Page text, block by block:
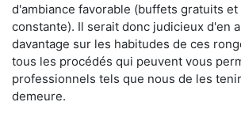
d'ambiance favorable (buffets gratuits
constante). Il serait donc judicieux d'en
davantage sur les habitudes de ces
tous les procédés qui peuvent vous
professionnels tels que nous de les
demeure.